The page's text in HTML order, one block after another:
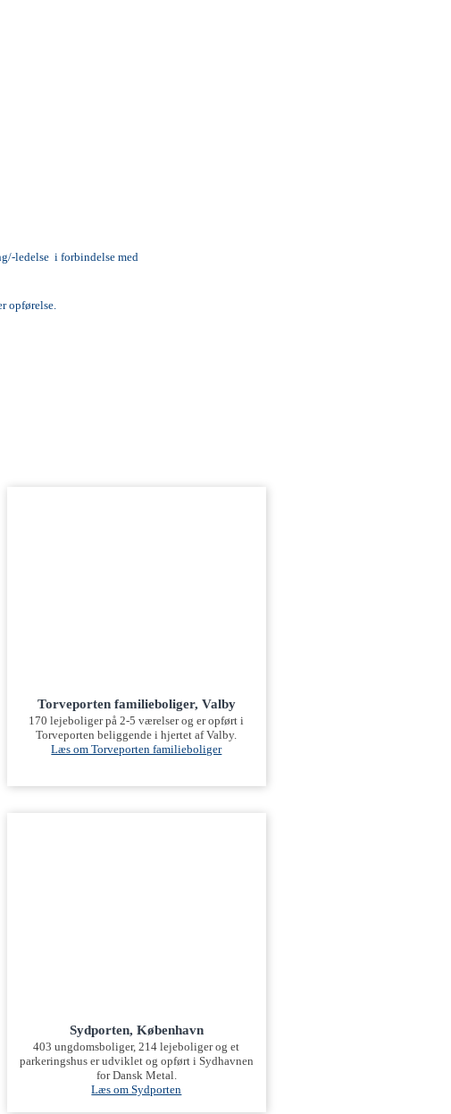
ledelse i forbindelse med
opførelse.
Torveporten familieboliger, Valby
170 lejeboliger på 2-5 værelser og er opført i
Torveporten beliggende i hjertet af Valby.
Læs om Torveporten familieboliger
Sydporten, København
403 ungdomsboliger, 214 lejeboliger og et
parkeringshus er udviklet og opført i Sydhavnen
for Dansk Metal.
Læs om Sydporten